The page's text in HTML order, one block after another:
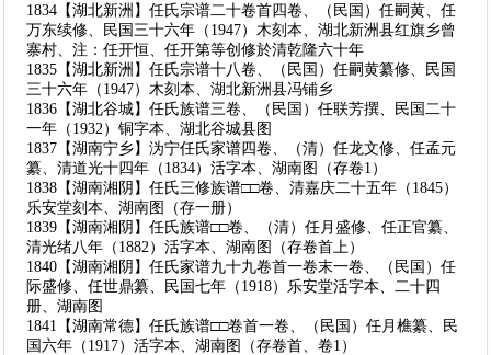
1834【湖北新洲】任氏宗谱二十卷首四卷、（民国）任嗣黄、任
万东续修、民国三十六年（1947）木刻本、湖北新洲县红旗乡曾
寨村、注：任开恒、任开第等创修於清乾隆六十年
1835【湖北新洲】任氏宗谱十八卷、（民国）任嗣黄纂修、民国
三十六年（1947）木刻本、湖北新洲县冯铺乡
1836【湖北谷城】任氏族谱三卷、（民国）任联芳撰、民国二十
一年（1932）铜字本、湖北谷城县图
1837【湖南宁乡】沩宁任氏家谱四卷、（清）任龙文修、任孟元
纂、清道光十四年（1834）活字本、湖南图（存卷1）
1838【湖南湘阴】任氏三修族谱□□卷、清嘉庆二十五年（1845）
乐安堂刻本、湖南图（存一册）
1839【湖南湘阴】任氏族谱□□卷、（清）任月盛修、任正官纂、
清光绪八年（1882）活字本、湖南图（存卷首上）
1840【湖南湘阴】任氏家谱九十九卷首一卷末一卷、（民国）任
际盛修、任世鼎纂、民国七年（1918）乐安堂活字本、二十四
册、湖南图
1841【湖南常德】任氏族谱□□卷首一卷、（民国）任月樵纂、民
国六年（1917）活字本、湖南图（存卷首、卷1）